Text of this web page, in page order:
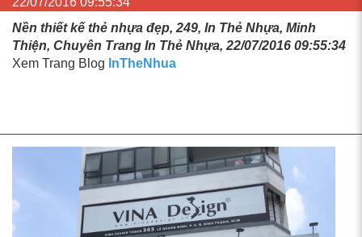
Nền thiết kế thẻ nhựa đẹp, 249, In Thẻ Nhựa, Minh
Thiện, Chuyên Trang In Thẻ Nhựa, 22/07/2016 09:55:34
Xem Trang Blog InTheNhua